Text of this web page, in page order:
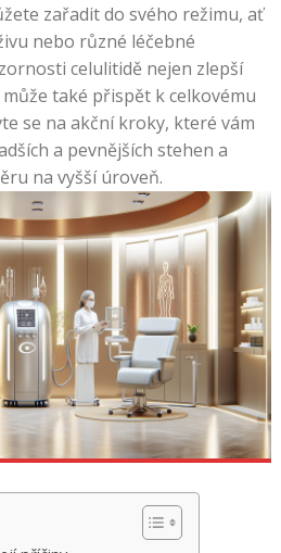
zařadit do svého režimu, ať
nebo různé léčebné
celulitidě nejen zlepší
také přispět k celkovému
se na akční kroky, které vám
a pevnějších stehen a
na vyšší úroveň.